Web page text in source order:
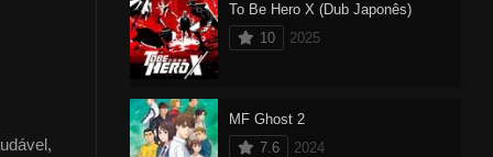
To Be Hero X (Dub Japonês)
10
2025
MF Ghost 2
7.6
2024